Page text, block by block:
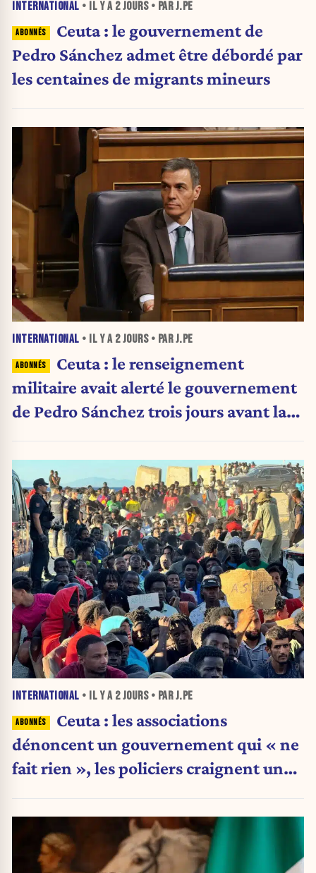
INTERNATIONAL • IL Y A 2 JOURS• PAR J.PE
Ceuta : le gouvernement de
Pedro Sánchez admet être débordé par
les centaines de migrants mineurs
INTERNATIONAL • IL Y A 2 JOURS• PAR J.PE
Ceuta : le renseignement
militaire avait alerté le gouvernement
de Pedro Sánchez trois jours avant la
INTERNATIONAL • IL Y A 2 JOURS• PAR J.PE
Ceuta : les associations
dénoncent un gouvernement qui « ne
fait rien », les policiers craignent une